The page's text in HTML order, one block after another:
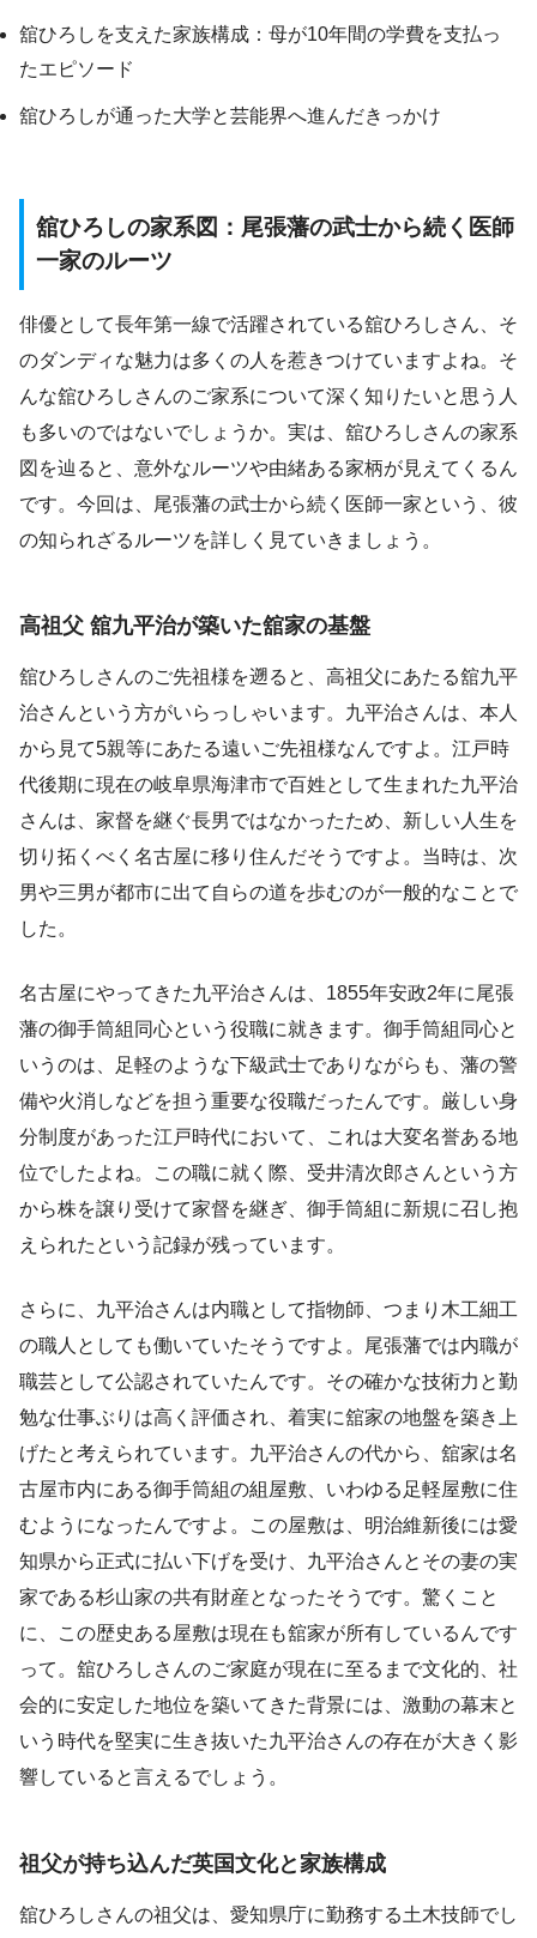
舘ひろしを支えた家族構成：母が10年間の学費を支払っ
たエピソード
舘ひろしが通った大学と芸能界へ進んだきっかけ
舘ひろしの家系図：尾張藩の武士から続く医師
一家のルーツ
俳優として長年第一線で活躍されている舘ひろしさん、そ
のダンディな魅力は多くの人を惹きつけていますよね。そ
んな舘ひろしさんのご家系について深く知りたいと思う人
も多いのではないでしょうか。実は、舘ひろしさんの家系
図を辿ると、意外なルーツや由緒ある家柄が見えてくるん
です。今回は、尾張藩の武士から続く医師一家という、彼
の知られざるルーツを詳しく見ていきましょう。
高祖父 舘九平治が築いた舘家の基盤
舘ひろしさんのご先祖様を遡ると、高祖父にあたる舘九平
治さんという方がいらっしゃいます。九平治さんは、本人
から見て5親等にあたる遠いご先祖様なんですよ。江戸時
代後期に現在の岐阜県海津市で百姓として生まれた九平治
さんは、家督を継ぐ長男ではなかったため、新しい人生を
切り拓くべく名古屋に移り住んだそうですよ。当時は、次
男や三男が都市に出て自らの道を歩むのが一般的なことで
した。
名古屋にやってきた九平治さんは、1855年安政2年に尾張
藩の御手筒組同心という役職に就きます。御手筒組同心と
いうのは、足軽のような下級武士でありながらも、藩の警
備や火消しなどを担う重要な役職だったんです。厳しい身
分制度があった江戸時代において、これは大変名誉ある地
位でしたよね。この職に就く際、受井清次郎さんという方
から株を譲り受けて家督を継ぎ、御手筒組に新規に召し抱
えられたという記録が残っています。
さらに、九平治さんは内職として指物師、つまり木工細工
の職人としても働いていたそうですよ。尾張藩では内職が
職芸として公認されていたんです。その確かな技術力と勤
勉な仕事ぶりは高く評価され、着実に舘家の地盤を築き上
げたと考えられています。九平治さんの代から、舘家は名
古屋市内にある御手筒組の組屋敷、いわゆる足軽屋敷に住
むようになったんですよ。この屋敷は、明治維新後には愛
知県から正式に払い下げを受け、九平治さんとその妻の実
家である杉山家の共有財産となったそうです。驚くこと
に、この歴史ある屋敷は現在も舘家が所有しているんです
って。舘ひろしさんのご家庭が現在に至るまで文化的、社
会的に安定した地位を築いてきた背景には、激動の幕末と
いう時代を堅実に生き抜いた九平治さんの存在が大きく影
響していると言えるでしょう。
祖父が持ち込んだ英国文化と家族構成
舘ひろしさんの祖父は、愛知県庁に勤務する土木技師でし